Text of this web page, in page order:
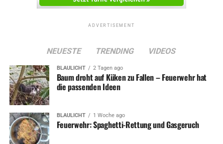
ADVERTISEMENT
NEUESTE TRENDING VIDEOS
BLAULICHT 2 Tagen ago
Baum droht auf Küken zu Fallen – Feuerwehr hat
die passenden Ideen
BLAULICHT 1 Woche ago
Feuerwehr: Spaghetti-Rettung und Gasgeruch